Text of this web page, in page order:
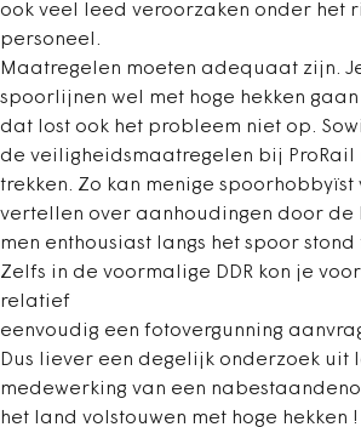
ook veel leed veroorzaken onder het
personeel.
Maatregelen moeten adequaat zijn.
spoorlijnen wel met hoge hekken
dat lost ook het probleem niet op.
de veiligheidsmaatregelen bij
trekken. Zo kan menige spoorhobbyïst
vertellen over aanhoudingen door de
men enthousiast langs het spoor
Zelfs in de voormalige DDR kon je
relatief
eenvoudig een fotovergunning
Dus liever een degelijk onderzoek uit
medewerking van een
het land volstouwen met hoge hekken !